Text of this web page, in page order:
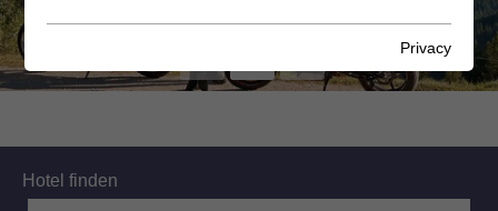
Hotel finden
Privacy